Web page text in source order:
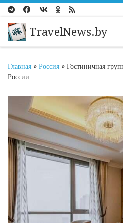
Перейти к содержимому
TravelNews.by
Главная » Россия » Гостиничная
России